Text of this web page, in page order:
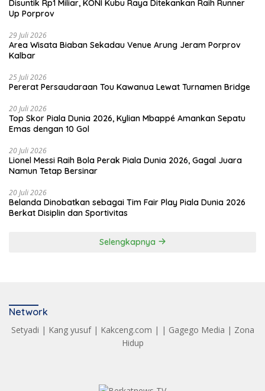
Disuntik Rp1 Miliar, KONI Kubu Raya Ditekankan Raih Runner
Up Porprov
29 Juli 2026
Area Wisata Biaban Sekadau Venue Arung Jeram Porprov
Kalbar
25 Juli 2026
Pererat Persaudaraan Tou Kawanua Lewat Turnamen Bridge
20 Juli 2026
Top Skor Piala Dunia 2026, Kylian Mbappé Amankan Sepatu
Emas dengan 10 Gol
20 Juli 2026
Lionel Messi Raih Bola Perak Piala Dunia 2026, Gagal Juara
Namun Tetap Bersinar
20 Juli 2026
Belanda Dinobatkan sebagai Tim Fair Play Piala Dunia 2026
Berkat Disiplin dan Sportivitas
Selengkapnya
Network
Setyadi | Kang yusuf| Kakceng.com | | Gagego Media | Zona
Hidup